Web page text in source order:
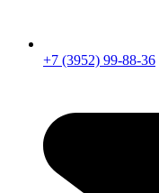
+7 (3952) 99-88-36